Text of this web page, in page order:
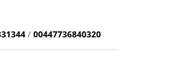
/ 00447736840320